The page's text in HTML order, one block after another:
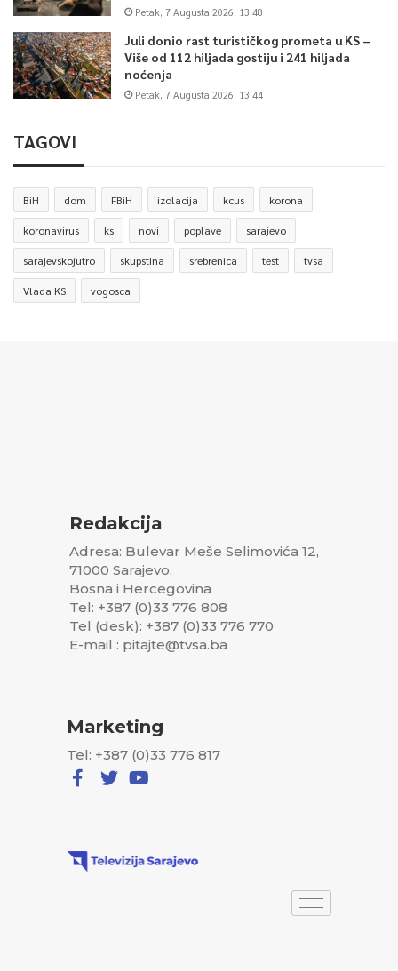
Petak, 7 Augusta 2026, 13:48
Juli donio rast turističkog prometa u KS –
Više od 112 hiljada gostiju i 241 hiljada
noćenja
Petak, 7 Augusta 2026, 13:44
TAGOVI
BiH dom FBiH izolacija kcus korona
koronavirus ks novi poplave sarajevo
sarajevskojutro skupstina srebrenica test tvsa
Vlada KS vogosca
Redakcija
Adresa: Bulevar Meše Selimovića 12,
71000 Sarajevo,
Bosna i Hercegovina
Tel: +387 (0)33 776 808
Tel (desk): +387 (0)33 776 770
E-mail : pitajte@tvsa.ba
Marketing
Tel: +387 (0)33 776 817